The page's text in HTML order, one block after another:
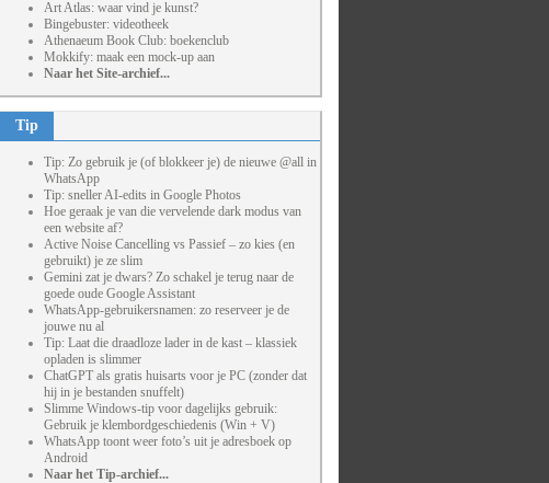
Art Atlas: waar vind je kunst?
Bingebuster: videotheek
Athenaeum Book Club: boekenclub
Mokkify: maak een mock-up aan
Naar het Site-archief...
Tip
Tip: Zo gebruik je (of blokkeer je) de nieuwe @all in
WhatsApp
Tip: sneller AI-edits in Google Photos
Hoe geraak je van die vervelende dark modus van
een website af?
Active Noise Cancelling vs Passief – zo kies (en
gebruikt) je ze slim
Gemini zat je dwars? Zo schakel je terug naar de
goede oude Google Assistant
WhatsApp-gebruikersnamen: zo reserveer je de
jouwe nu al
Tip: Laat die draadloze lader in de kast – klassiek
opladen is slimmer
ChatGPT als gratis huisarts voor je PC (zonder dat
hij in je bestanden snuffelt)
Slimme Windows-tip voor dagelijks gebruik:
Gebruik je klembordgeschiedenis (Win + V)
WhatsApp toont weer foto’s uit je adresboek op
Android
Naar het Tip-archief...